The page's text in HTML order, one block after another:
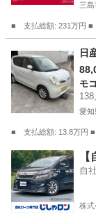
ー
ン
三島
■ 支払総額: 231万円
日
モコ
愛知
■ 支払総額: 13.8万円
愛知 岡崎市
自
株